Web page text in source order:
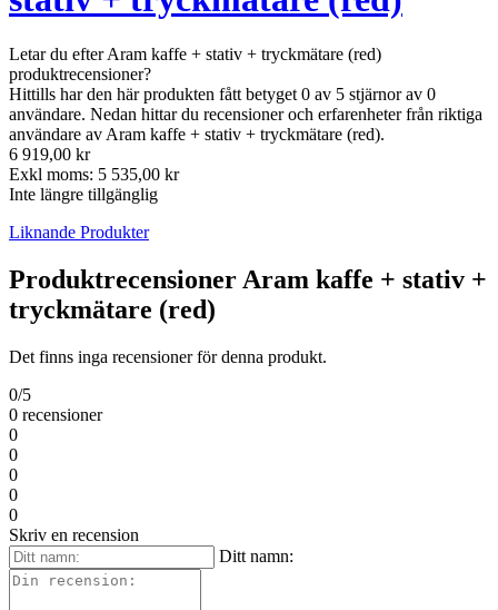
Letar du efter Aram kaffe + stativ + tryckmätare (red)
produktrecensioner?
Hittills har den här produkten fått betyget 0 av 5 stjärnor av 0
användare. Nedan hittar du recensioner och erfarenheter från riktiga
användare av Aram kaffe + stativ + tryckmätare (red).
6 919,00 kr
Exkl moms: 5 535,00 kr
Inte längre tillgänglig
Liknande Produkter
Produktrecensioner Aram kaffe + stativ +
tryckmätare (red)
Det finns inga recensioner för denna produkt.
0/5
0 recensioner
0
0
0
0
0
Skriv en recension
Ditt namn: